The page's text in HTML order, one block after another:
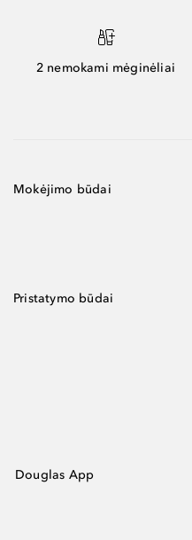
2 nemokami mėginėliai
Mokėjimo būdai
Pristatymo būdai
Douglas App